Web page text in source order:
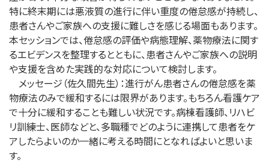
特に終末期には悪液質の進行に伴い重度の倦怠感が持続し、
患者さんやご家族への支援に難しさを感じる場面もあります。
本セッションでは、倦怠感の評価や病態理解、薬物療法に関す
るエビデンスを整理するとともに、患者さんやご家族への説明
や支援を含めた実践的な対応について検討します。
メッセージ（佐久間先生）：進行がん患者さんの倦怠感を薬
物療法のみで緩和するには限界があります。もちろん看護ケア
で十分に緩和することも難しい状況です。病棟看護師、リハビ
リ訓練士、医師などと、多職種でどのように連携して患者をケ
アしたらよいのか一緒に考える時間にとなればよいと思いま
す。